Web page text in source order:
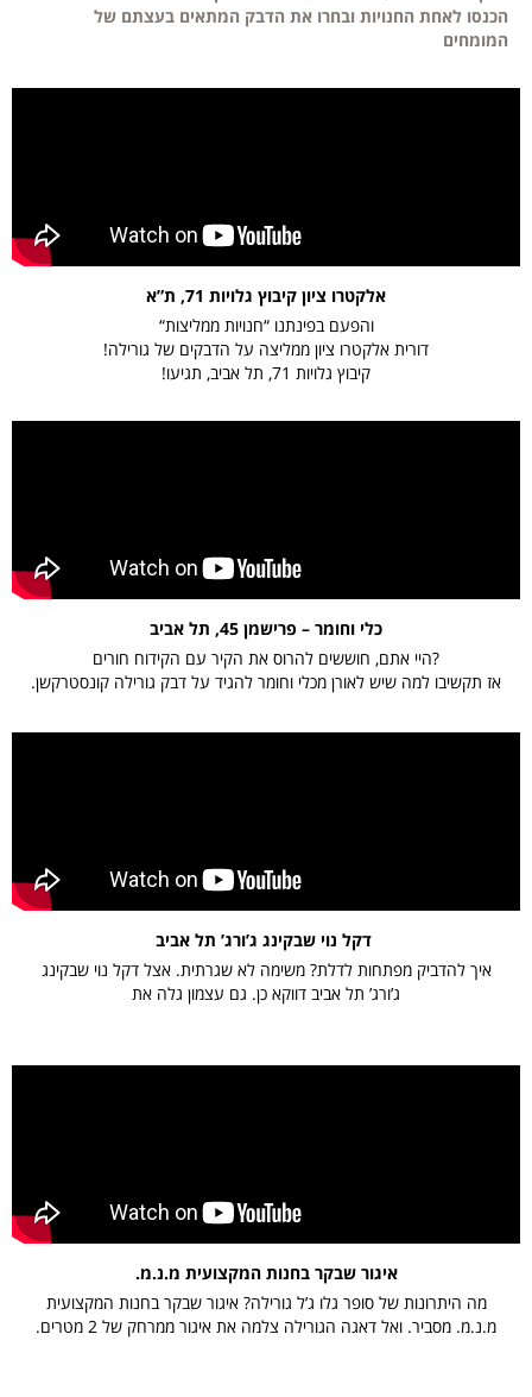
הכנסו לאחת החנויות ובחרו את הדבק המתאים בעצתם של
המומחים
אלקטרו ציון קיבוץ גלויות 71, ת”א
“והפעם בפינתנו “חנויות ממליצות
דורית אלקטרו ציון ממליצה על הדבקים של גורילה!
קיבוץ גלויות 71, תל אביב, תגיעו!
כלי וחומר – פרישמן 45, תל אביב
היי אתם, חוששים להרוס את הקיר עם הקידוח חורים?
אז תקשיבו למה שיש לאורן מכלי וחומר להגיד על דבק גורילה קונסטרקשן.
דקל נוי שבקינג ג’ורג’ תל אביב
איך להדביק מפתחות לדלת? משימה לא שגרתית. אצל דקל נוי שבקינג
ג’ורג’ תל אביב דווקא כן. גם עצמון גלה את
איגור שבקר בחנות המקצועית מ.נ.מ.
מה היתרונות של סופר גלו ג’ל גורילה? איגור שבקר בחנות המקצועית
מ.נ.מ. מסביר. ואל דאגה הגורילה צלמה את איגור ממרחק של 2 מטרים.